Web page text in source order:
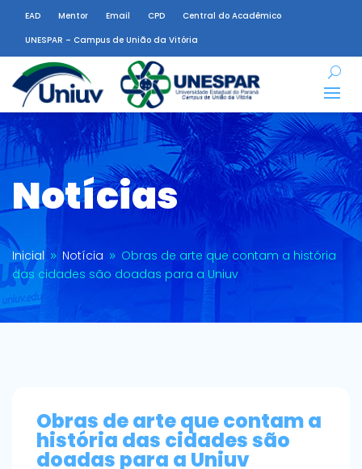
EAD Mentor Email CPD
Central do Acadêmico
UNESPAR – Campus de União da Vitória
Notícias
Inicial 9 Notícia 9 Obras de arte que contam a história
das cidades são doadas para a Uniuv
Obras de arte que contam a
história das cidades são
doadas para a Uniuv